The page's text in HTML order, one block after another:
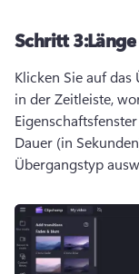
Schritt 3:
Klicken Sie auf
in der Zeitleiste,
Dauer (in
Übergangstyp